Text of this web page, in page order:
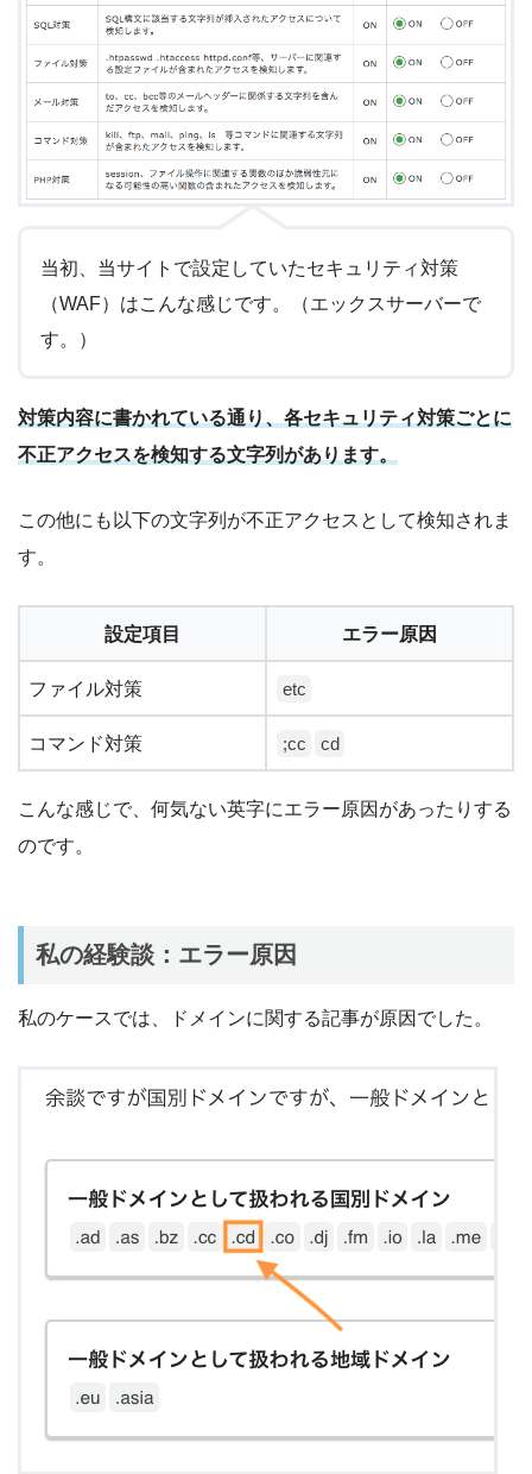
当初、当サイトで設定していたセキュリティ対策
（WAF）はこんな感じです。（エックスサーバーで
す。）
対策内容に書かれている通り、各セキュリティ対策ごとに
不正アクセスを検知する文字列があります。
この他にも以下の文字列が不正アクセスとして検知されま
す。
設定項目 エラー原因
ファイル対策 etc
コマンド対策 ;cc cd
こんな感じで、何気ない英字にエラー原因があったりする
のです。
私の経験談：エラー原因
私のケースでは、ドメインに関する記事が原因でした。